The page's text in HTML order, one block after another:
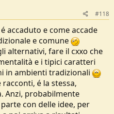
#118
accaduto e come accade
e comune
alternativi, fare il cxxo che
e i tipici caratteri
in ambienti tradizionali
é la stessa,
Anzi, probabilmente
con delle idee, per